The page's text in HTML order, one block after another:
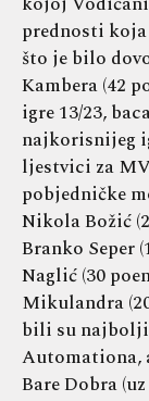
prednosti koja
što je bilo
Kambera (42
igre 13/23,
najkorisnijeg
ljestvici za
pobjedničke
Nikola Božić
Branko Seper
Naglić (30
Mikulandra
bili su najbolji
Automationa,
Bare Dobra